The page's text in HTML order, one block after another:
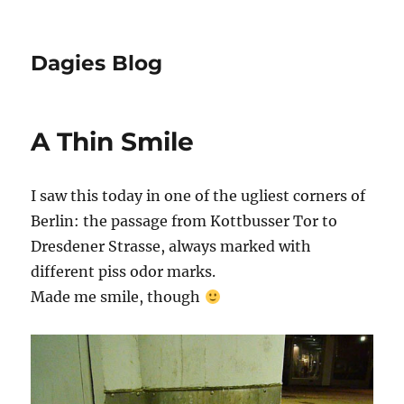
Dagies Blog
A Thin Smile
I saw this today in one of the ugliest corners of
Berlin: the passage from Kottbusser Tor to
Dresdener Strasse, always marked with
different piss odor marks.
Made me smile, though